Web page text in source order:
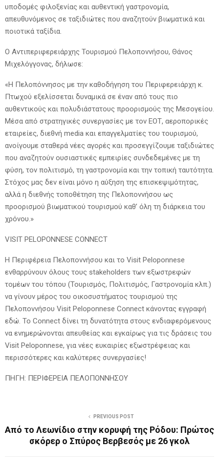
υποδομές φιλοξενίας και αυθεντική γαστρονομία,
απευθυνόμενος σε ταξιδιώτες που αναζητούν βιωματικά και
ποιοτικά ταξίδια.
Ο Αντιπεριφερειάρχης Τουρισμού Πελοποννήσου, Θάνος
Μιχελόγγονας, δήλωσε:
«Η Πελοπόννησος με την καθοδήγηση του Περιφερειάρχη κ.
Πτωχού εξελίσσεται δυναμικά σε έναν από τους πιο
αυθεντικούς και πολυδιάστατους προορισμούς της Μεσογείου.
Μέσα από στρατηγικές συνεργασίες με τον ΕΟΤ, αεροπορικές
εταιρείες, διεθνή media και επαγγελματίες του τουρισμού,
ανοίγουμε σταθερά νέες αγορές και προσεγγίζουμε ταξιδιώτες
που αναζητούν ουσιαστικές εμπειρίες συνδεδεμένες με τη
φύση, τον πολιτισμό, τη γαστρονομία και την τοπική ταυτότητα.
Στόχος μας δεν είναι μόνο η αύξηση της επισκεψιμότητας,
αλλά η διεθνής τοποθέτηση της Πελοποννήσου ως
προορισμού βιωματικού τουρισμού καθ’ όλη τη διάρκεια του
χρόνου.»
VISIT PELOPONNESE CONNECT
Η Περιφέρεια Πελοποννήσου και το Visit Peloponnese
ενθαρρύνουν όλους τους stakeholders των εξωστρεφών
τομέων του τόπου (Τουρισμός, Πολιτισμός, Γαστρονομία κλπ.)
να γίνουν μέρος του οικοσυστήματος τουρισμού της
Πελοποννήσου Visit Peloponnese Connect κάνοντας εγγραφή
εδώ. Το Connect δίνει τη δυνατότητα στους ενδιαφερόμενους
να ενημερώνονται απευθείας και εγκαίρως για τις δράσεις του
Visit Peloponnese, για νέες ευκαιρίες εξωστρέφειας και
περισσότερες και καλύτερες συνεργασίες!
ΠΗΓΗ: ΠΕΡΙΦΕΡΕΙΑ ΠΕΛΟΠΟΝΝΗΣΟΥ
PREVIOUS POST
Από το Λεωνίδιο στην κορυφή της Ρόδου: Πρώτος
σκόρερ ο Σπύρος Βερβεσός με 26 γκολ